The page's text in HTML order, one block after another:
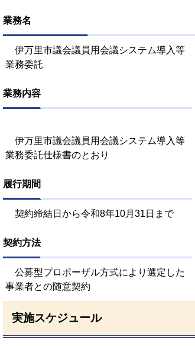
業務名
伊万里市議会議員用会議システム導入等
業務委託
業務内容
伊万里市議会議員用会議システム導入等
業務委託仕様書のとおり
履行期間
契約締結日から令和8年10月31日まで
契約方法
公募型プロポーザル方式により選定した
事業者との随意契約
実施スケジュール